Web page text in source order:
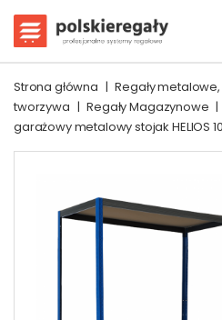
Strona główna | Regały
tworzywa | Regały Magazynowe |
garażowy metalowy stojak HELIOS